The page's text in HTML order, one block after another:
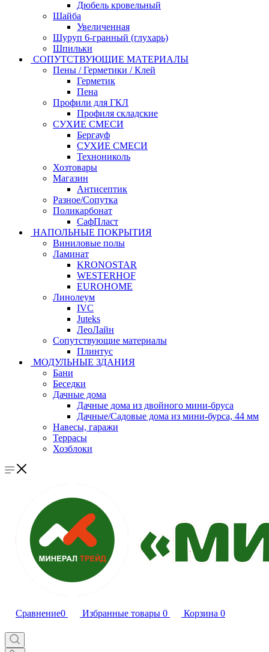
Дюбель кровельный
Шайба
Увеличенная
Шуруп 6-гранный (глухарь)
Шпильки
СОПУТСТВУЮЩИЕ МАТЕРИАЛЫ
Пены / Герметики / Клей
Герметик
Пена
Профили для ГКЛ
Профиля складские
СУХИЕ СМЕСИ
Бергауф
СУХИЕ СМЕСИ
Технониколь
Хозтовары
Магазин
Антисептик
Разное/Сопутка
Поликарбонат
СафПласт
НАПОЛЬНЫЕ ПОКРЫТИЯ
Виниловые полы
Ламинат
KRONOSTAR
WESTERHOF
EUROHOME
Линолеум
IVC
Juteks
ЛеоЛайн
Сопутствующие материалы
Плинтус
МОДУЛЬНЫЕ ЗДАНИЯ
Бани
Беседки
Дачные дома
Дачные дома из двойного мини-бруса
Дачные/Садовые дома из мини-бурса, 44 мм
Навесы, гаражи
Террасы
Хозблоки
Сравнение0 Избранные товары 0 Корзина 0